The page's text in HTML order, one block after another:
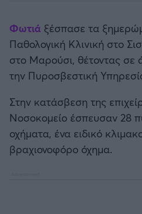
Ηρακλής
Μπαρτσελόνα
Ατλέτικο Μαδρίτης
Μάντσεστερ Γιουνάιτεντ
Φωτιά ξέσπασε τα
Παθολογική Κλινική στο
στο Μαρούσι, θέτοντας σε
την Πυροσβεστική
Στην κατάσβεση της
Νοσοκομείο έσπευσαν 28
οχήματα, ένα ειδικό
βραχιονοφόρο όχημα.